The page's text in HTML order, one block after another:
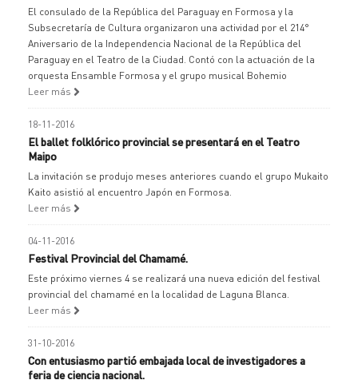
El consulado de la República del Paraguay en Formosa y la
Subsecretaría de Cultura organizaron una actividad por el 214°
Aniversario de la Independencia Nacional de la República del
Paraguay en el Teatro de la Ciudad. Contó con la actuación de la
orquesta Ensamble Formosa y el grupo musical Bohemio
Leer más
18-11-2016
El ballet folklórico provincial se presentará en el Teatro
Maipo
La invitación se produjo meses anteriores cuando el grupo Mukaito
Kaito asistió al encuentro Japón en Formosa.
Leer más
04-11-2016
Festival Provincial del Chamamé.
Este próximo viernes 4 se realizará una nueva edición del festival
provincial del chamamé en la localidad de Laguna Blanca.
Leer más
31-10-2016
Con entusiasmo partió embajada local de investigadores a
feria de ciencia nacional.